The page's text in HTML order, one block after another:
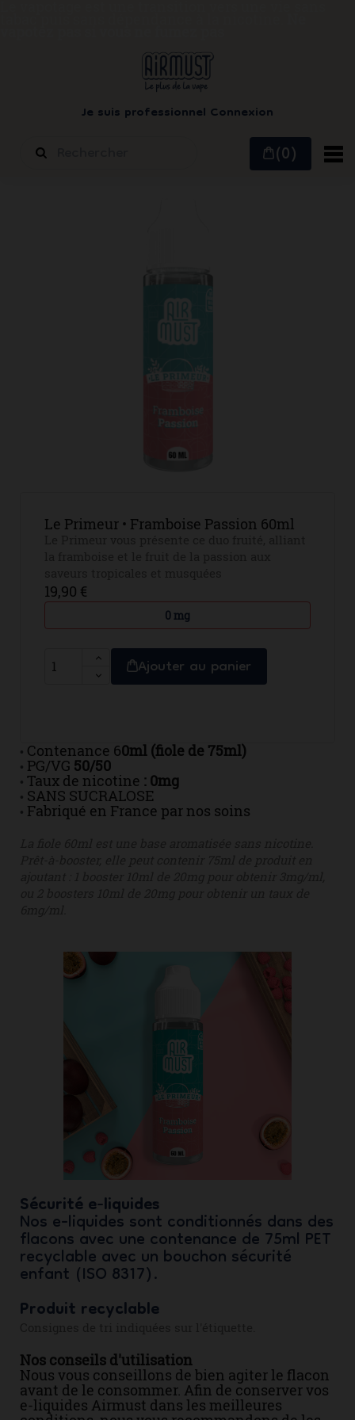
Je suis professionnel Connexion
(0)
Le Primeur • Framboise Passion 60ml
19,90 €
0 mg
Ajouter au panier
• Contenance 60ml (fiole de 75ml)
• PG/VG 50/50
• Taux de nicotine : 0mg
• SANS SUCRALOSE
• Fabriqué en France par nos soins
Sécurité e-liquides
Nos e-liquides sont conditionnés dans des
flacons avec une contenance de 75ml PET
recyclable avec un bouchon sécurité
enfant (ISO 8317).
Produit recyclable
Nos conseils d'utilisation
Nous vous conseillons de bien agiter le flacon
avant de le consommer. Afin de conserver vos
e-liquides Airmust dans les meilleures